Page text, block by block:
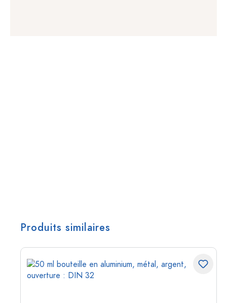
Produits similaires